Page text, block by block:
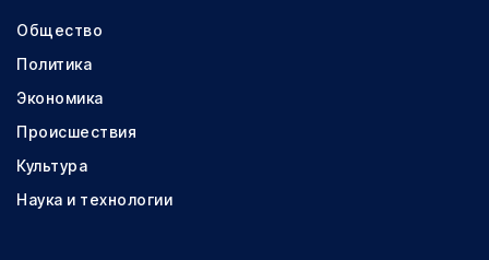
Общество
Политика
Экономика
Происшествия
Культура
Наука и технологии